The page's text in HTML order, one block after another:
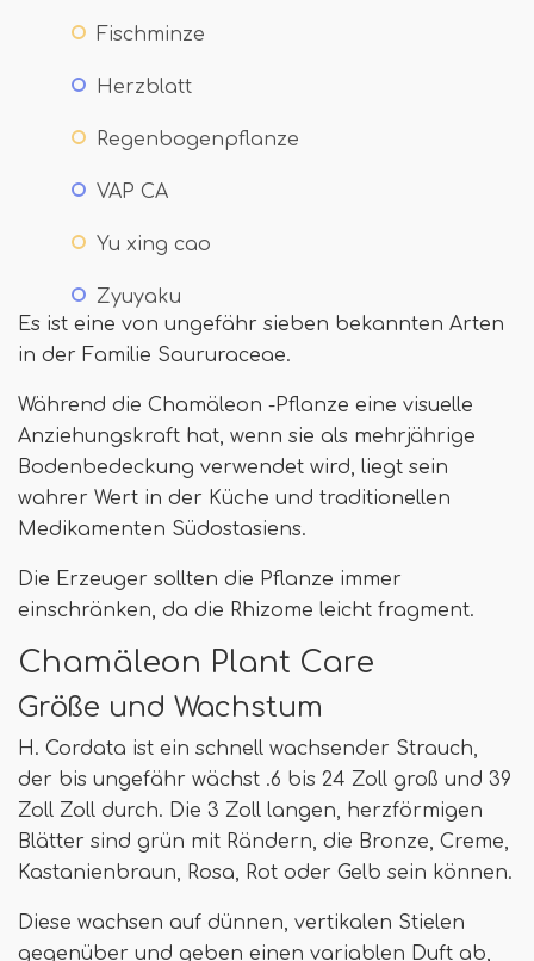
Fischminze
Herzblatt
Regenbogenpflanze
VAP CA
Yu xing cao
Zyuyaku
Es ist eine von ungefähr sieben bekannten Arten
in der Familie Saururaceae.
Während die Chamäleon -Pflanze eine visuelle
Anziehungskraft hat, wenn sie als mehrjährige
Bodenbedeckung verwendet wird, liegt sein
wahrer Wert in der Küche und traditionellen
Medikamenten Südostasiens.
Die Erzeuger sollten die Pflanze immer
einschränken, da die Rhizome leicht fragment.
Chamäleon Plant Care
Größe und Wachstum
H. Cordata ist ein schnell wachsender Strauch,
der bis ungefähr wächst .6 bis 24 Zoll groß und 39
Zoll Zoll durch. Die 3 Zoll langen, herzförmigen
Blätter sind grün mit Rändern, die Bronze, Creme,
Kastanienbraun, Rosa, Rot oder Gelb sein können.
Diese wachsen auf dünnen, vertikalen Stielen
gegenüber und geben einen variablen Duft ab,